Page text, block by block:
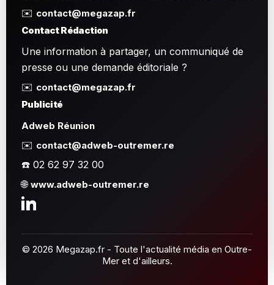
✉️ contact@megazap.fr
Contact Rédaction
Une information à partager, un communiqué de
presse ou une demande éditoriale ?
✉️ contact@megazap.fr
Publicité
Adweb Réunion
✉️ contact@adweb-outremer.re
☎️ 02 62 97 32 00
🌐www.adweb-outremer.re
© 2026 Megazap.fr - Toute l'actualité média en Outre-
Mer et d'ailleurs.